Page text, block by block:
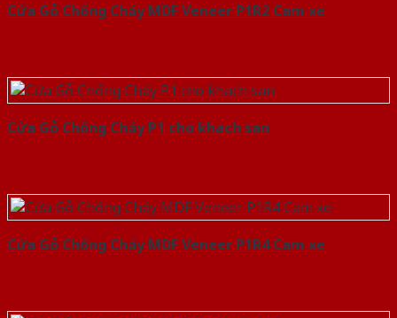
Cửa Gỗ Chống Cháy MDF Veneer P1R2 Cam xe
Cửa Gỗ Chống Cháy P1 cho khach san
Cửa Gỗ Chống Cháy MDF Veneer P1R4 Cam xe